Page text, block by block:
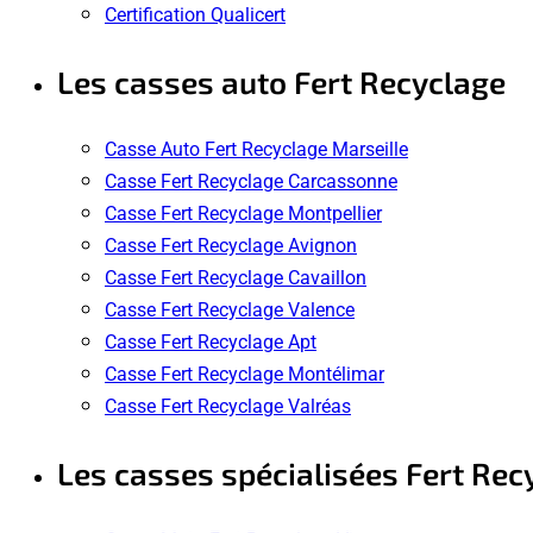
Certification Qualicert
Les casses auto Fert Recyclage
Casse Auto Fert Recyclage Marseille
Casse Fert Recyclage Carcassonne
Casse Fert Recyclage Montpellier
Casse Fert Recyclage Avignon
Casse Fert Recyclage Cavaillon
Casse Fert Recyclage Valence
Casse Fert Recyclage Apt
Casse Fert Recyclage Montélimar
Casse Fert Recyclage Valréas
Les casses spécialisées Fert